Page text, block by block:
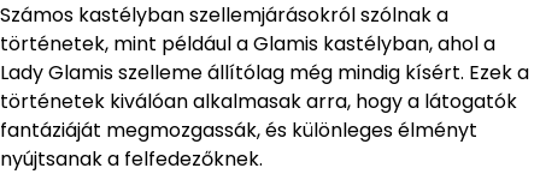
Számos kastélyban szellemjárásokról szólnak a
történetek, mint például a Glamis kastélyban, ahol a
Lady Glamis szelleme állítólag még mindig kísért. Ezek a
történetek kiválóan alkalmasak arra, hogy a látogatók
fantáziáját megmozgassák, és különleges élményt
nyújtsanak a felfedezőknek.